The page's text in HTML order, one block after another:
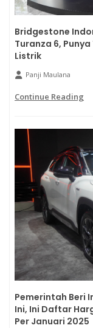
Bridgestone
Turanza 6,
Listrik
Panji Maulana
Continue Reading
Pemerintah Beri
Ini, Ini Daftar
Per Januari 2025